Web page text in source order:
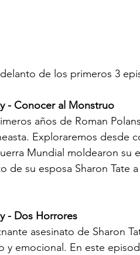
de los primeros 3
- Conocer al Monstruo
años de Roman
Exploraremos desde
Mundial moldearon su
de su esposa Sharon Tate
- Dos Horrores
asesinato de Sharon
y emocional. En este